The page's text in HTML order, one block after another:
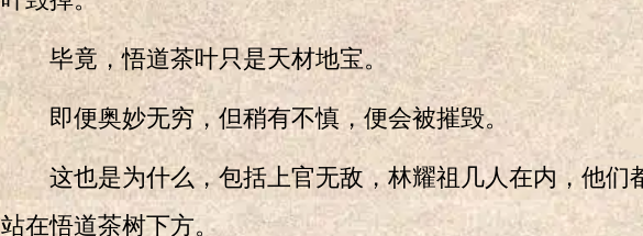
毕竟，悟道茶叶只是天材地宝。
即便奥妙无穷，但稍有不慎，便会被摧毁。
这也是为什么，包括上官无敌，林耀祖几人在内，他们
站在悟道茶树下方。